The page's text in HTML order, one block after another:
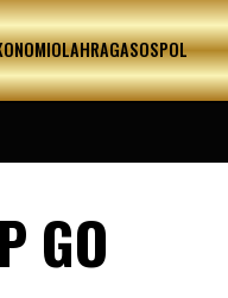
OLAHRAGASOSPOL
GO